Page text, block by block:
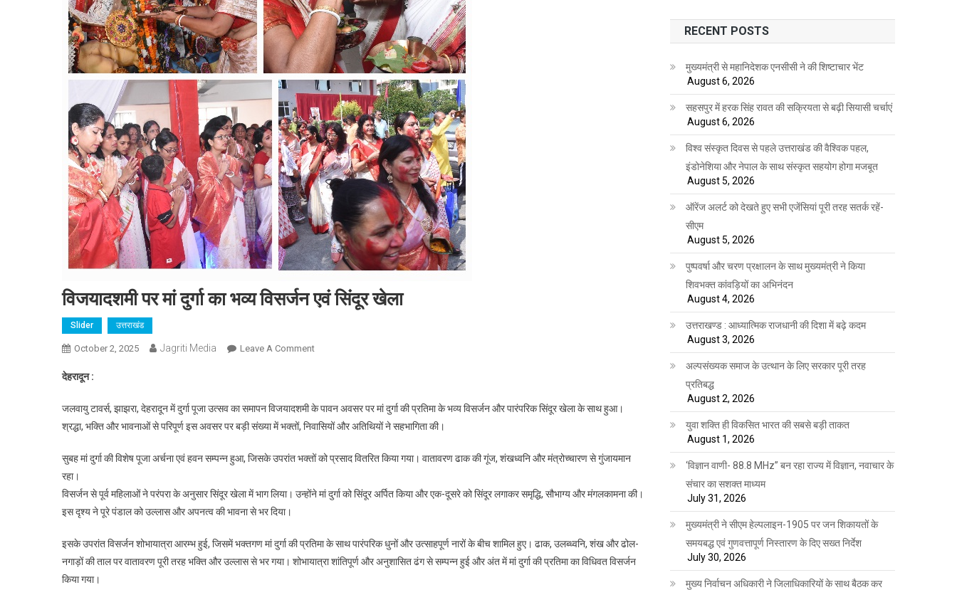
विजयादशमी पर मां दुर्गा का भव्य विसर्जन एवं सिंदूर खेला
Slider उत्तराखंड
October 2, 2025 Jagriti Media Leave A CommentOn
दुर्गा
का
विसर्जन
सिंदूर
देहरादून :
जलवायु टावर्स, झाझरा, देहरादून में दुर्गा पूजा उत्सव का समापन विजयादशमी के पावन अवसर पर मां दुर्गा की प्रतिमा के भव्य विसर्जन और पारंपरिक सिंदूर खेला के साथ हुआ।
श्रद्धा, भक्ति और भावनाओं से परिपूर्ण इस अवसर पर बड़ी संख्या में भक्तों, निवासियों और अतिथियों ने सहभागिता की।
सुबह मां दुर्गा की विशेष पूजा अर्चना एवं हवन सम्पन्न हुआ, जिसके उपरांत भक्तों को प्रसाद वितरित किया गया। वातावरण ढाक की गूंज, शंखध्वनि और मंत्रोच्चारण से गुंजायमान
रहा।
विसर्जन से पूर्व महिलाओं ने परंपरा के अनुसार सिंदूर खेला में भाग लिया। उन्होंने मां दुर्गा को सिंदूर अर्पित किया और एक-दूसरे को सिंदूर लगाकर समृद्धि, सौभाग्य और मंगलकामना की।
इस दृश्य ने पूरे पंडाल को उल्लास और अपनत्व की भावना से भर दिया।
इसके उपरांत विसर्जन शोभायात्रा आरम्भ हुई, जिसमें भक्तगण मां दुर्गा की प्रतिमा के साथ पारंपरिक धुनों और उत्साहपूर्ण नारों के बीच शामिल हुए। ढाक, उलब्ध्वनि, शंख और ढोल-
नगाड़ों की ताल पर वातावरण पूरी तरह भक्ति और उल्लास से भर गया। शोभायात्रा शांतिपूर्ण और अनुशासित ढंग से सम्पन्न हुई और अंत में मां दुर्गा की प्रतिमा का विधिवत विसर्जन
किया गया।
RECENT POSTS
मुख्यमंत्री से महानिदेशक एनसीसी ने की शिष्टाचार भेंट
August 6, 2026
सहसपुर में हरक सिंह रावत की सक्रियता से बढ़ी सियासी चर्चाएं
August 6, 2026
विश्व संस्कृत दिवस से पहले उत्तराखंड की वैश्विक पहल,
इंडोनेशिया और नेपाल के साथ संस्कृत सहयोग होगा मजबूत
August 5, 2026
ऑरेंज अलर्ट को देखते हुए सभी एजेंसियां पूरी तरह सतर्क रहें-
सीएम
August 5, 2026
पुष्पवर्षा और चरण प्रक्षालन के साथ मुख्यमंत्री ने किया
शिवभक्त कांवड़ियों का अभिनंदन
August 4, 2026
उत्तराखण्ड : आध्यात्मिक राजधानी की दिशा में बढ़े कदम
August 3, 2026
अल्पसंख्यक समाज के उत्थान के लिए सरकार पूरी तरह
प्रतिबद्ध
August 2, 2026
युवा शक्ति ही विकसित भारत की सबसे बड़ी ताकत
August 1, 2026
‘विज्ञान वाणी- 88.8 MHz” बन रहा राज्य में विज्ञान, नवाचार के
संचार का सशक्त माध्यम
July 31, 2026
मुख्यमंत्री ने सीएम हेल्पलाइन-1905 पर जन शिकायतों के
समयबद्ध एवं गुणवत्तापूर्ण निस्तारण के दिए सख्त निर्देश
July 30, 2026
मुख्य निर्वाचन अधिकारी ने जिलाधिकारियों के साथ बैठक कर